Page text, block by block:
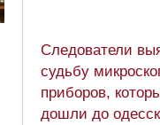
Следователи
судьбу
приборов,
дошли до